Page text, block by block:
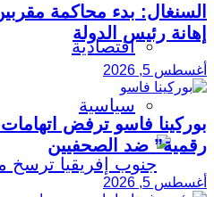
اقتصادية
سياسية
السنغال: بدء محاكمة
إهانة رئيس الدولة
أغسطس 5, 2026
بوركينا فاسو ترفض
رقمية” ضد الصحفيين
أغسطس 5, 2026